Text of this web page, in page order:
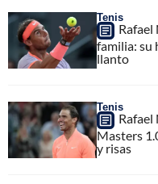
Tenis
Rafael
familia: su
llanto
Tenis
Rafael
Masters
y risas